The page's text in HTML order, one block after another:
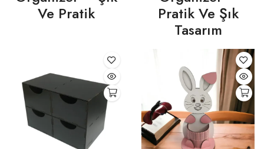
Ve Pratik
Pratik Ve Şık
Tasarım